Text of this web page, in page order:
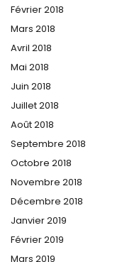
Février 2018
Mars 2018
Avril 2018
Mai 2018
Juin 2018
Juillet 2018
Août 2018
Septembre 2018
Octobre 2018
Novembre 2018
Décembre 2018
Janvier 2019
Février 2019
Mars 2019